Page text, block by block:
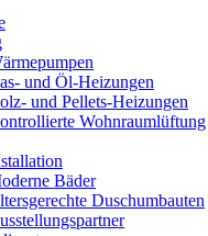
und Öl-Heizungen
und Pellets-Heizungen
Wohnraumlüftung
Bäder
Duschumbauten